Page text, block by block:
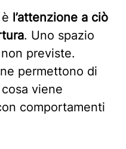
l’attenzione a ciò
. Uno spazio
previste.
permettono di
viene
comportamenti